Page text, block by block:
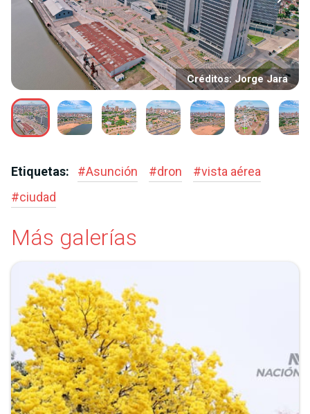
Créditos: Jorge Jara
Etiquetas: #Asunción #dron #vista aérea
#ciudad
Más galerías